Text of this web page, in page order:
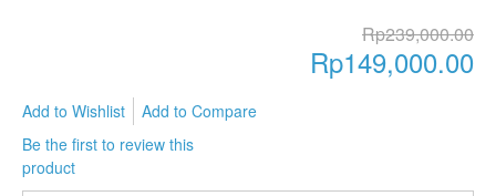
Rp239,000.00
Rp149,000.00
Add to Wishlist
Add to Compare
Be the first to review this
product